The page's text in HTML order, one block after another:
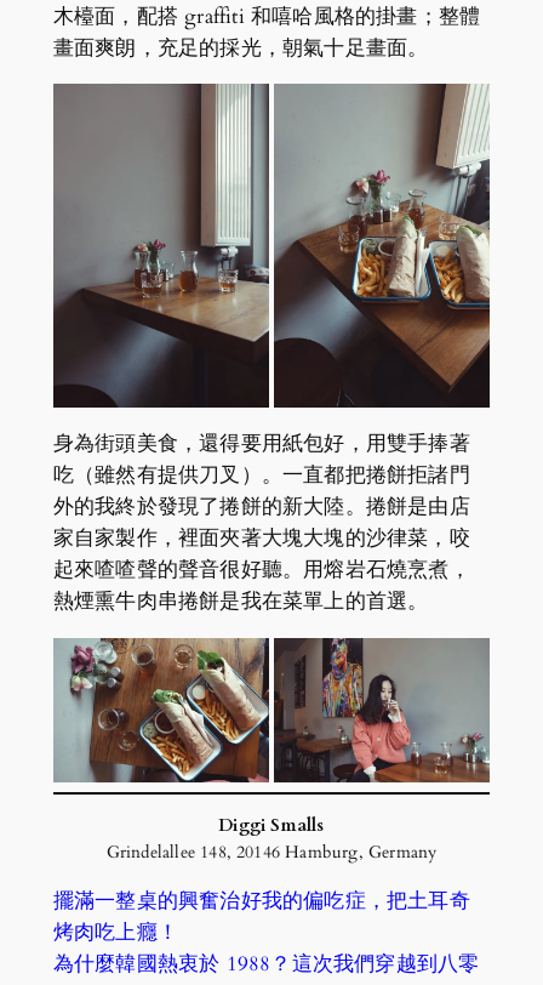
木檯面，配搭 graffiti 和嘻哈風格的掛畫；整體
畫面爽朗，充足的採光，朝氣十足畫面。
身為街頭美食，還得要用紙包好，用雙手捧著
吃（雖然有提供刀叉）。一直都把捲餅拒諸門
外的我終於發現了捲餅的新大陸。捲餅是由店
家自家製作，裡面夾著大塊大塊的沙律菜，咬
起來喳喳聲的聲音很好聽。用熔岩石燒烹煮，
熱煙熏牛肉串捲餅是我在菜單上的首選。
Diggi Smalls
Grindelallee 148, 20146 Hamburg, Germany
擺滿一整桌的興奮治好我的偏吃症，把土耳奇
烤肉吃上癮！
為什麼韓國熱衷於 1988？這次我們穿越到八零